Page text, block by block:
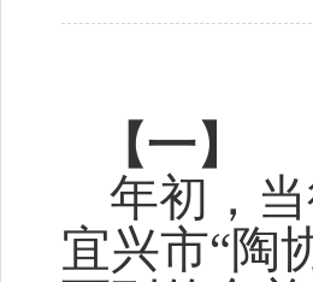
【一】
年初，当
宜兴市“陶